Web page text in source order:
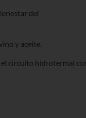
del
y aceite.
el circuito hidrotermal